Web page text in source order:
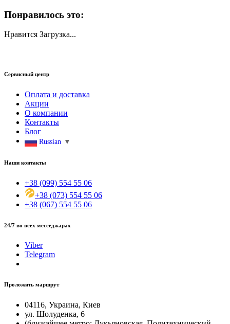
Понравилось это:
Нравится Загрузка...
Сервисный центр
Оплата и доставка
Акции
О компании
Контакты
Блог
Russian ▼
Наши контакты
+38 (099) 554 55 06
+38 (073) 554 55 06
+38 (067) 554 55 06
24/7 во всех месседжарах
Viber
Telegram
Проложить маршрут
04116, Украина, Киев
ул. Шолуденка, 6